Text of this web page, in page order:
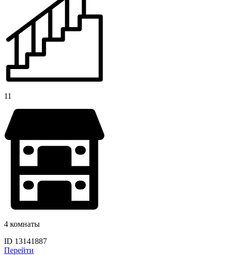
11
4 комнаты
ID 13141887
Перейти